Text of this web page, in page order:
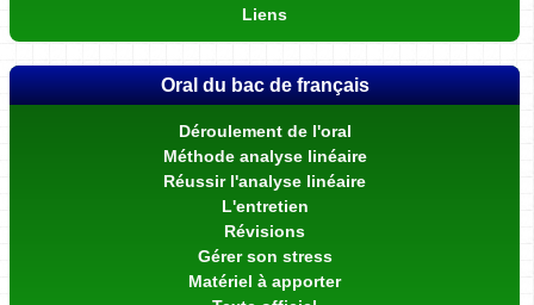
Liens
Oral du bac de français
Déroulement de l'oral
Méthode analyse linéaire
Réussir l'analyse linéaire
L'entretien
Révisions
Gérer son stress
Matériel à apporter